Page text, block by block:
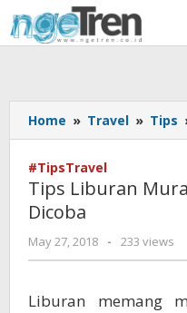
to
content
Home » Travel » Tips
#TipsTravel
Tips Liburan
Dicoba
May 27, 2018
by
Cynthia
- 233 views
Liburan memang